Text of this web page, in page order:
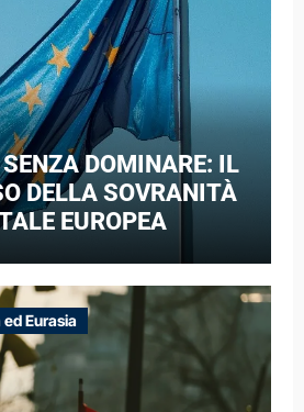
SENZA DOMINARE: IL
DELLA SOVRANITÀ
EUROPEA
ed Eurasia